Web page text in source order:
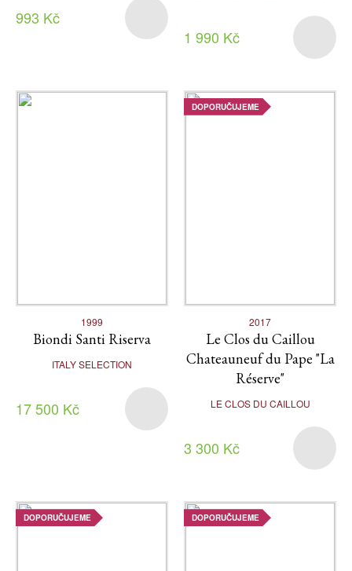
993 Kč
1 990 Kč
1999
Biondi Santi Riserva
ITALY SELECTION
17 500 Kč
DOPORUČUJEME
2017
Le Clos du Caillou
Chateauneuf du Pape "La
Réserve"
LE CLOS DU CAILLOU
3 300 Kč
DOPORUČUJEME DOPORUČUJEME